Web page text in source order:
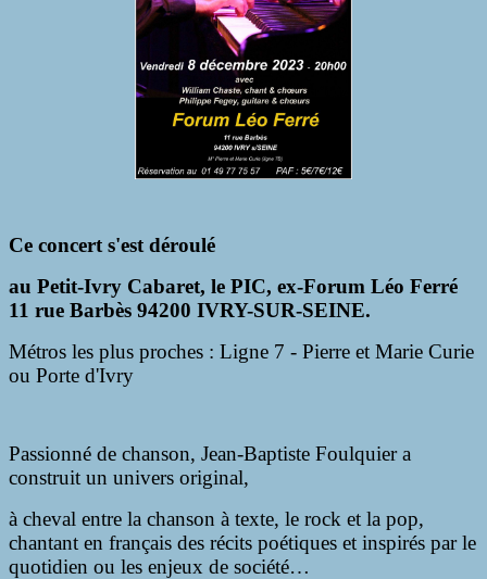
Ce concert s'est déroulé
au Petit-Ivry Cabaret, le PIC, ex-Forum Léo Ferré
11 rue Barbès 94200 IVRY-SUR-SEINE.
Métros les plus proches : Ligne 7 - Pierre et Marie Curie
ou Porte d'Ivry
Passionné de chanson, Jean-Baptiste Foulquier a
construit un univers original,
à cheval entre la chanson à texte, le rock et la pop,
chantant en français des récits poétiques et inspirés par le
quotidien ou les enjeux de société…